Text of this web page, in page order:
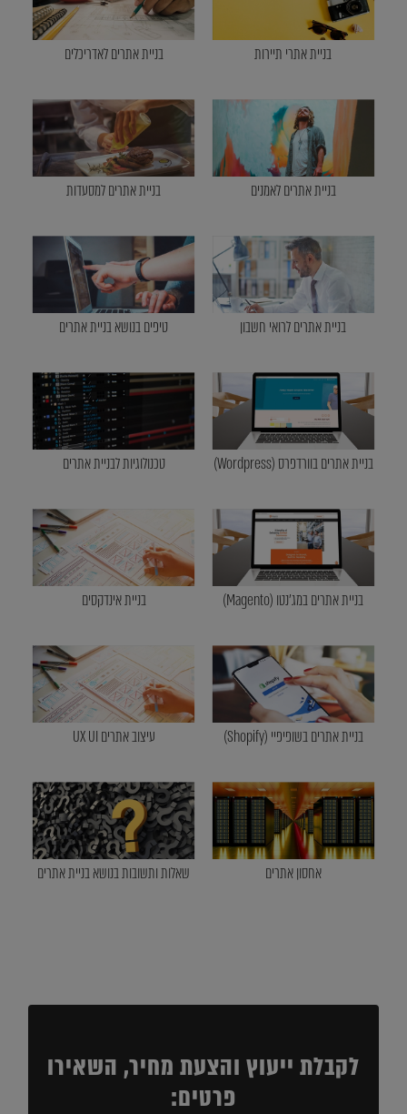
בניית אתרי תיירות בניית אתרים לאדריכלים
בניית אתרים לאמנים בניית אתרים למסעדות
בניית אתרים לרואי חשבון טיפים בנושא בניית אתרים
בניית אתרים בוורדפרס (Wordpress) טכנולוגיות לבניית אתרים
בניית אתרים במג'נטו (Magento) בניית אינדקסים
בניית אתרים בשופיפיי (Shopify) עיצוב אתרים UX UI
אחסון אתרים שאלות ותשובות בנושא בניית אתרים
לקבלת ייעוץ והצעת מחיר, השאירו
פרטים: